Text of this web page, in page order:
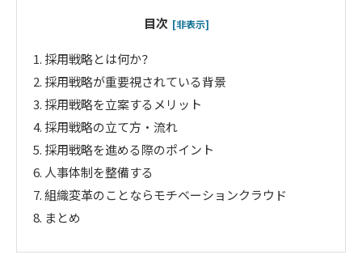
目次 [非表示]
1. 採用戦略とは何か？
2. 採用戦略が重要視されている背景
3. 採用戦略を立案するメリット
4. 採用戦略の立て方・流れ
5. 採用戦略を進める際のポイント
6. 人事体制を整備する
7.組織変革のことならモチベーションクラウド
8. まとめ